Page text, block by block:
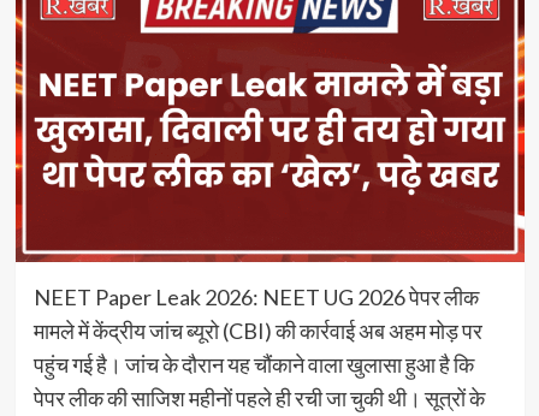
NEET Paper Leak 2026: NEET UG 2026 पेपर लीक
मामले में केंद्रीय जांच ब्यूरो (CBI) की कार्रवाई अब अहम मोड़ पर
पहुंच गई है। जांच के दौरान यह चौंकाने वाला खुलासा हुआ है कि
पेपर लीक की साजिश महीनों पहले ही रची जा चुकी थी। सूत्रों के